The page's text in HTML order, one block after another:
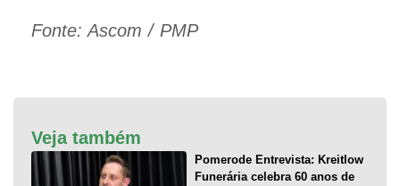
Fonte: Ascom / PMP
Veja também
Pomerode Entrevista: Kreitlow
Funerária celebra 60 anos de